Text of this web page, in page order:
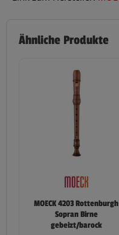
Ähnliche Produkte
MOECK 4203 Rottenburgh
Sopran Birne
gebeizt/barock